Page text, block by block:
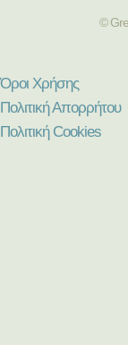
©
Όροι Χρήσης
Πολιτική Απορρήτου
Πολιτική Cookies